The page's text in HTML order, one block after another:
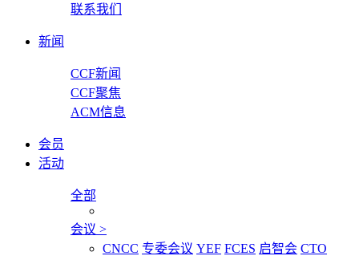
联系我们
新闻
CCF新闻
CCF聚焦
ACM信息
会员
活动
全部
会议 >
CNCC 专委会议 YEF FCES 启智会 CTO